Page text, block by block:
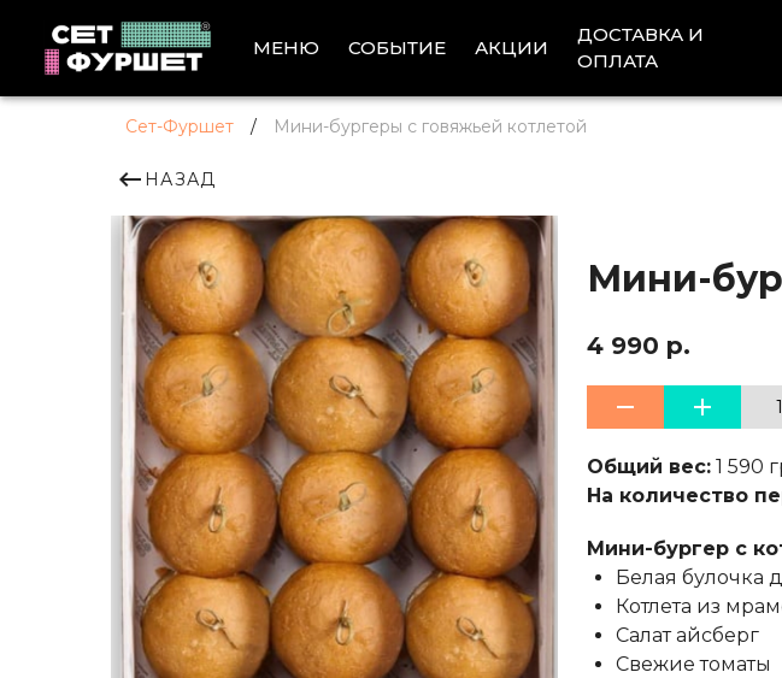
МЕНЮ СОБЫТИЕ АКЦИИ
ДОСТАВКА И
ОПЛАТА
Сет-Фуршет / Мини-бургеры с говяжьей котлетой
НАЗАД
Мини-
4 990 р.
1
Общий вес:1 590
На количество
Мини-бургер с
Белая булочка
Котлета из
Салат айсберг
Свежие томаты